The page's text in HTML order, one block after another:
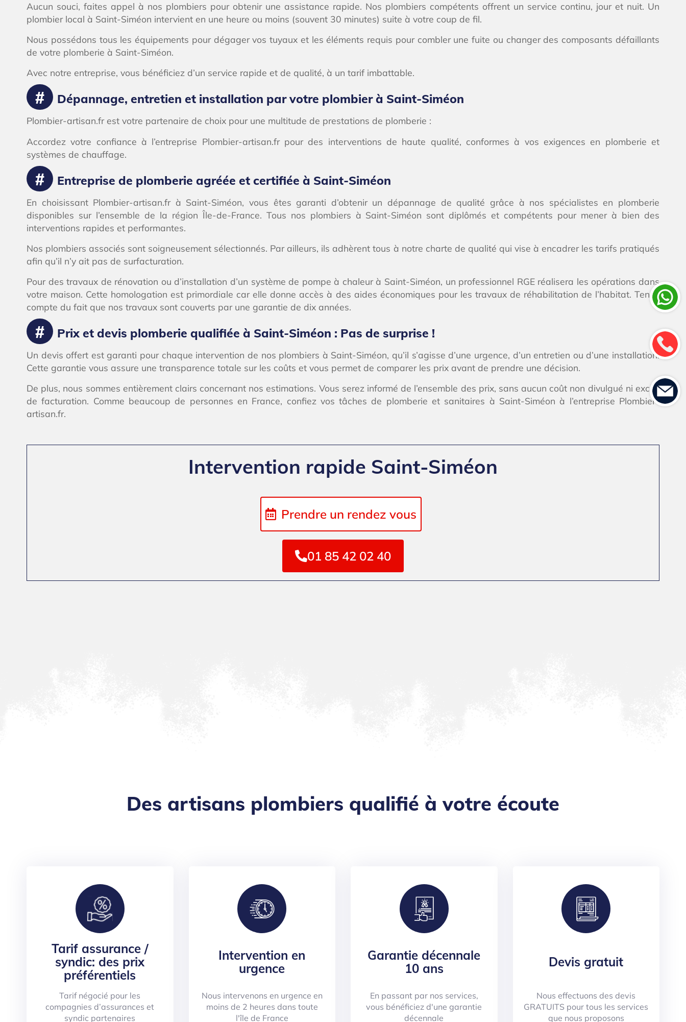
Aucun souci, faites appel à nos plombiers pour obtenir une assistance rapide. Nos plombiers compétents offrent un service continu, jour et nuit. Un
plombier local à Saint-Siméon intervient en une heure ou moins (souvent 30 minutes) suite à votre coup de fil.
Nous possédons tous les équipements pour dégager vos tuyaux et les éléments requis pour combler une fuite ou changer des composants défaillants
de votre plomberie à Saint-Siméon.
Avec notre entreprise, vous bénéficiez d’un service rapide et de qualité, à un tarif imbattable.
Dépannage, entretien et installation par votre plombier à Saint-Siméon
Plombier-artisan.fr est votre partenaire de choix pour une multitude de prestations de plomberie :
Accordez votre confiance à l’entreprise Plombier-artisan.fr pour des interventions de haute qualité, conformes à vos exigences en plomberie et
systèmes de chauffage.
Entreprise de plomberie agréée et certifiée à Saint-Siméon
En choisissant Plombier-artisan.fr à Saint-Siméon, vous êtes garanti d’obtenir un dépannage de qualité grâce à nos spécialistes en plomberie
disponibles sur l’ensemble de la région Île-de-France. Tous nos plombiers à Saint-Siméon sont diplômés et compétents pour mener à bien des
interventions rapides et performantes.
Nos plombiers associés sont soigneusement sélectionnés. Par ailleurs, ils adhèrent tous à notre charte de qualité qui vise à encadrer les tarifs pratiqués
afin qu’il n’y ait pas de surfacturation.
Pour des travaux de rénovation ou d’installation d’un système de pompe à chaleur à Saint-Siméon, un professionnel RGE réalisera les opérations dans
votre maison. Cette homologation est primordiale car elle donne accès à des aides économiques pour les travaux de réhabilitation de l’habitat. Tenez
compte du fait que nos travaux sont couverts par une garantie de dix années.
Prix et devis plomberie qualifiée à Saint-Siméon : Pas de surprise !
Un devis offert est garanti pour chaque intervention de nos plombiers à Saint-Siméon, qu’il s’agisse d’une urgence, d’un entretien ou d’une installation.
Cette garantie vous assure une transparence totale sur les coûts et vous permet de comparer les prix avant de prendre une décision.
De plus, nous sommes entièrement clairs concernant nos estimations. Vous serez informé de l’ensemble des prix, sans aucun coût non divulgué ni excès
de facturation. Comme beaucoup de personnes en France, confiez vos tâches de plomberie et sanitaires à Saint-Siméon à l’entreprise Plombier-
artisan.fr.
Intervention rapide Saint-Siméon
Prendre un rendez vous
01 85 42 02 40
Des artisans plombiers qualifié à votre écoute
Tarif assurance /
syndic: des prix
préférentiels
Tarif négocié pour les
compagnies d’assurances et
syndic partenaires
Intervention en
urgence
Nous intervenons en urgence en
moins de 2 heures dans toute
l'île de France
Garantie décennale
10 ans
En passant par nos services,
vous bénéficiez d'une garantie
décennale
Devis gratuit
Nous effectuons des devis
GRATUITS pour tous les services
que nous proposons